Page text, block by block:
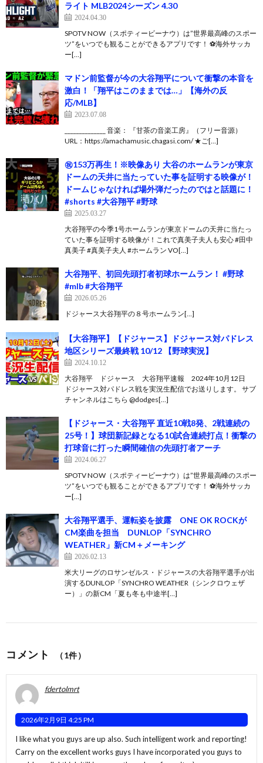
ライト MLB2024シーズン 4.30
2024.04.30
SPOTV NOW（スポティービーナウ）は”世界最高峰のスポー
ツ”をいつでも観ることができるアプリです！ ⚽️海外サッカ
ー[…]
マドン前監督が今の大谷翔平について衝撃の本音を
激白！「翔平はこのままでは…」【海外の反
応/MLB】
2023.07.08
______________ 音楽： 『甘茶の音楽工房』（フリー音源）
URL：https://amachamusic.chagasi.com/ ★ご[…]
㊗️153万再生！※映像あり 大谷のホームランが東京
ドームの天井に当たっていた事を証明する映像が！
ドームじゃなければ場外弾だったのではと話題に！
#shorts #大谷翔平 #野球
2025.03.27
大谷翔平の今季1号ホームランが東京ドームの天井に当たっ
ていた事を証明する映像が！これで真美子夫人も安心 #田中
真美子 #真美子夫人 #ホームラン VO[…]
大谷翔平、初回先頭打者初球ホームラン！ #野球
#mlb #大谷翔平
2026.05.26
ドジャース大谷翔平の８号ホームラン[…]
【大谷翔平】【ドジャース】ドジャース対パドレス
地区シリーズ最終戦 10/12 【野球実況】
2024.10.12
大谷翔平 ドジャース 大谷翔平速報 2024年10月12日
ドジャース対パドレス戦を実況生配信でお送りします。 サブ
チャンネルはこちら @dodges[…]
【ドジャース・大谷翔平 直近10戦8発、2戦連続の
25号！】球団新記録となる10試合連続打点！衝撃の
打球音に打った瞬間確信の先頭打者アーチ
2024.06.27
SPOTV NOW（スポティービーナウ）は”世界最高峰のスポー
ツ”をいつでも観ることができるアプリです！ ⚽️海外サッカ
ー[…]
大谷翔平選手、運転姿を披露 ONE OK ROCKが
CM楽曲を担当 DUNLOP「SYNCHRO
WEATHER」新CM＋メーキング
2026.02.13
米大リーグのロサンゼルス・ドジャースの大谷翔平選手が出
演するDUNLOP「SYNCHRO WEATHER（シンクロウェザ
ー）」の新CM「夏も冬も中途半[…]
コメント （1件）
fdertolmrt
2026年2月9日 4:25 PM
I like what you guys are up also. Such intelligent work and reporting!
Carry on the excellent works guys I have incorporated you guys to